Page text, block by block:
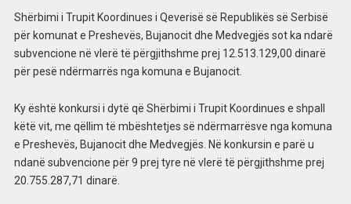
Shërbimi i Trupit Koordinues i Qeverisë së Republikës së Serbisë
për komunat e Preshevës, Bujanocit dhe Medvegjës sot ka ndarë
subvencione në vlerë të përgjithshme prej 12.513.129,00 dinarë
për pesë ndërmarrës nga komuna e Bujanocit.
Ky është konkursi i dytë që Shërbimi i Trupit Koordinues e shpall
këtë vit, me qëllim të mbështetjes së ndërmarrësve nga komuna
e Preshevës, Bujanocit dhe Medvegjës. Në konkursin e parë u
ndanë subvencione për 9 prej tyre në vlerë të përgjithshme prej
20.755.287,71 dinarë.